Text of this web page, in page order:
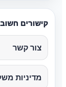
קישורים
צור קשר
מדיניות